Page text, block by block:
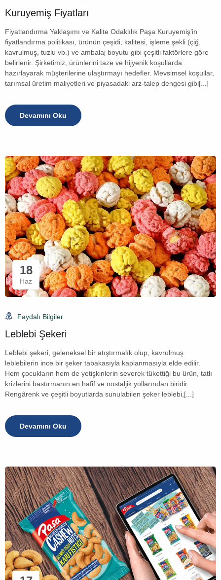
Kuruyemiş Fiyatları
Fiyatlandırma Yaklaşımı ve Kalite Odaklılık Paşa Kuruyemiş’in
fiyatlandırma politikası, ürünün çeşidi, kalitesi, işleme şekli (çiğ,
kavrulmuş, tuzlu vb.) ve ambalaj boyutu gibi çeşitli faktörlere göre
belirlenir. Şirketimiz, ürünlerini taze ve hijyenik koşullarda
hazırlayarak müşterilerine ulaştırmayı hedefler. Mevsimsel koşullar,
tarımsal üretim maliyetleri ve piyasadaki arz-talep dengesi gibi[...]
Devamını Oku
18
Haz
Faydalı Bilgiler
Leblebi Şekeri
Leblebi şekeri, geleneksel bir atıştırmalık olup, kavrulmuş
leblebilerin ince bir şeker tabakasıyla kaplanmasıyla elde edilir.
Hem çocukların hem de yetişkinlerin severek tükettiği bu ürün, tatlı
krizlerini bastırmanın en hafif ve nostaljik yollarından biridir.
Rengârenk ve çeşitli boyutlarda sunulabilen şeker leblebi,[...]
Devamını Oku